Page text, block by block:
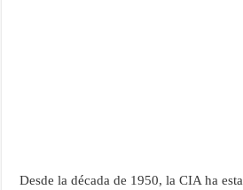
Desde la década de 1950, la CIA ha